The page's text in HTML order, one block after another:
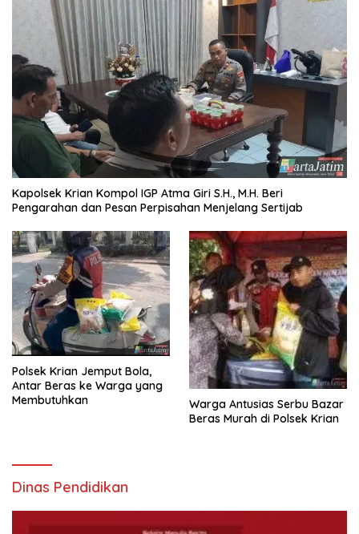
Kapolsek Krian Kompol IGP Atma Giri S.H., M.H. Beri
Pengarahan dan Pesan Perpisahan Menjelang Sertijab
Polsek Krian Jemput Bola,
Antar Beras ke Warga yang
Membutuhkan
Warga Antusias Serbu Bazar
Beras Murah di Polsek Krian
Dinas Pendidikan